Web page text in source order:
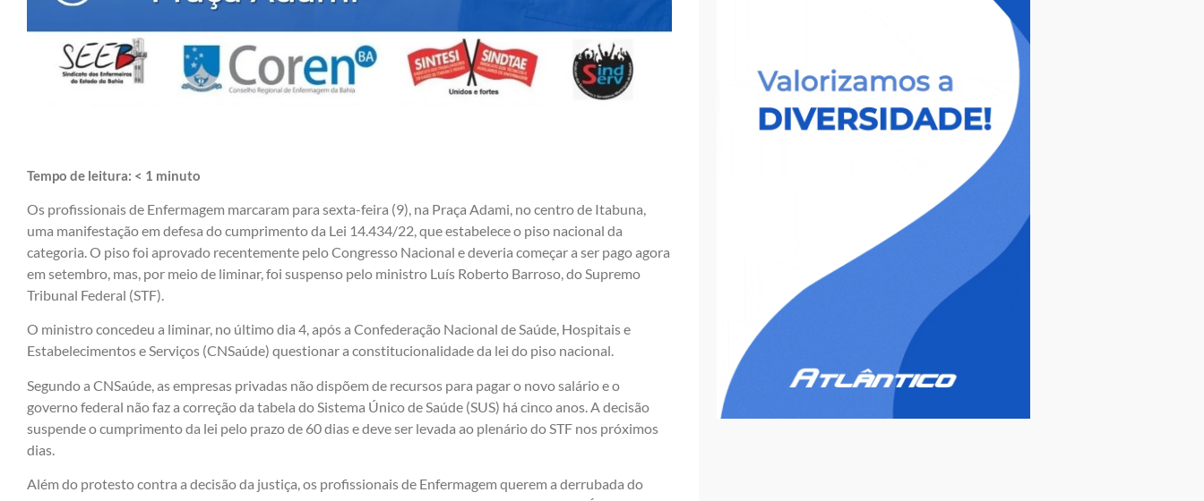
Tempo de leitura: < 1 minuto
Os profissionais de Enfermagem marcaram para sexta-feira (9), na Praça Adami, no centro de Itabuna,
uma manifestação em defesa do cumprimento da Lei 14.434/22, que estabelece o piso nacional da
categoria. O piso foi aprovado recentemente pelo Congresso Nacional e deveria começar a ser pago agora
em setembro, mas, por meio de liminar, foi suspenso pelo ministro Luís Roberto Barroso, do Supremo
Tribunal Federal (STF).
O ministro concedeu a liminar, no último dia 4, após a Confederação Nacional de Saúde, Hospitais e
Estabelecimentos e Serviços (CNSaúde) questionar a constitucionalidade da lei do piso nacional.
Segundo a CNSaúde, as empresas privadas não dispõem de recursos para pagar o novo salário e o
governo federal não faz a correção da tabela do Sistema Único de Saúde (SUS) há cinco anos. A decisão
suspende o cumprimento da lei pelo prazo de 60 dias e deve ser levada ao plenário do STF nos próximos
dias.
Além do protesto contra a decisão da justiça, os profissionais de Enfermagem querem a derrubada do